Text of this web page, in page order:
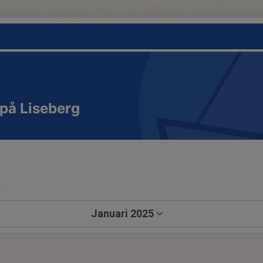
Liseberg
Januari 2025